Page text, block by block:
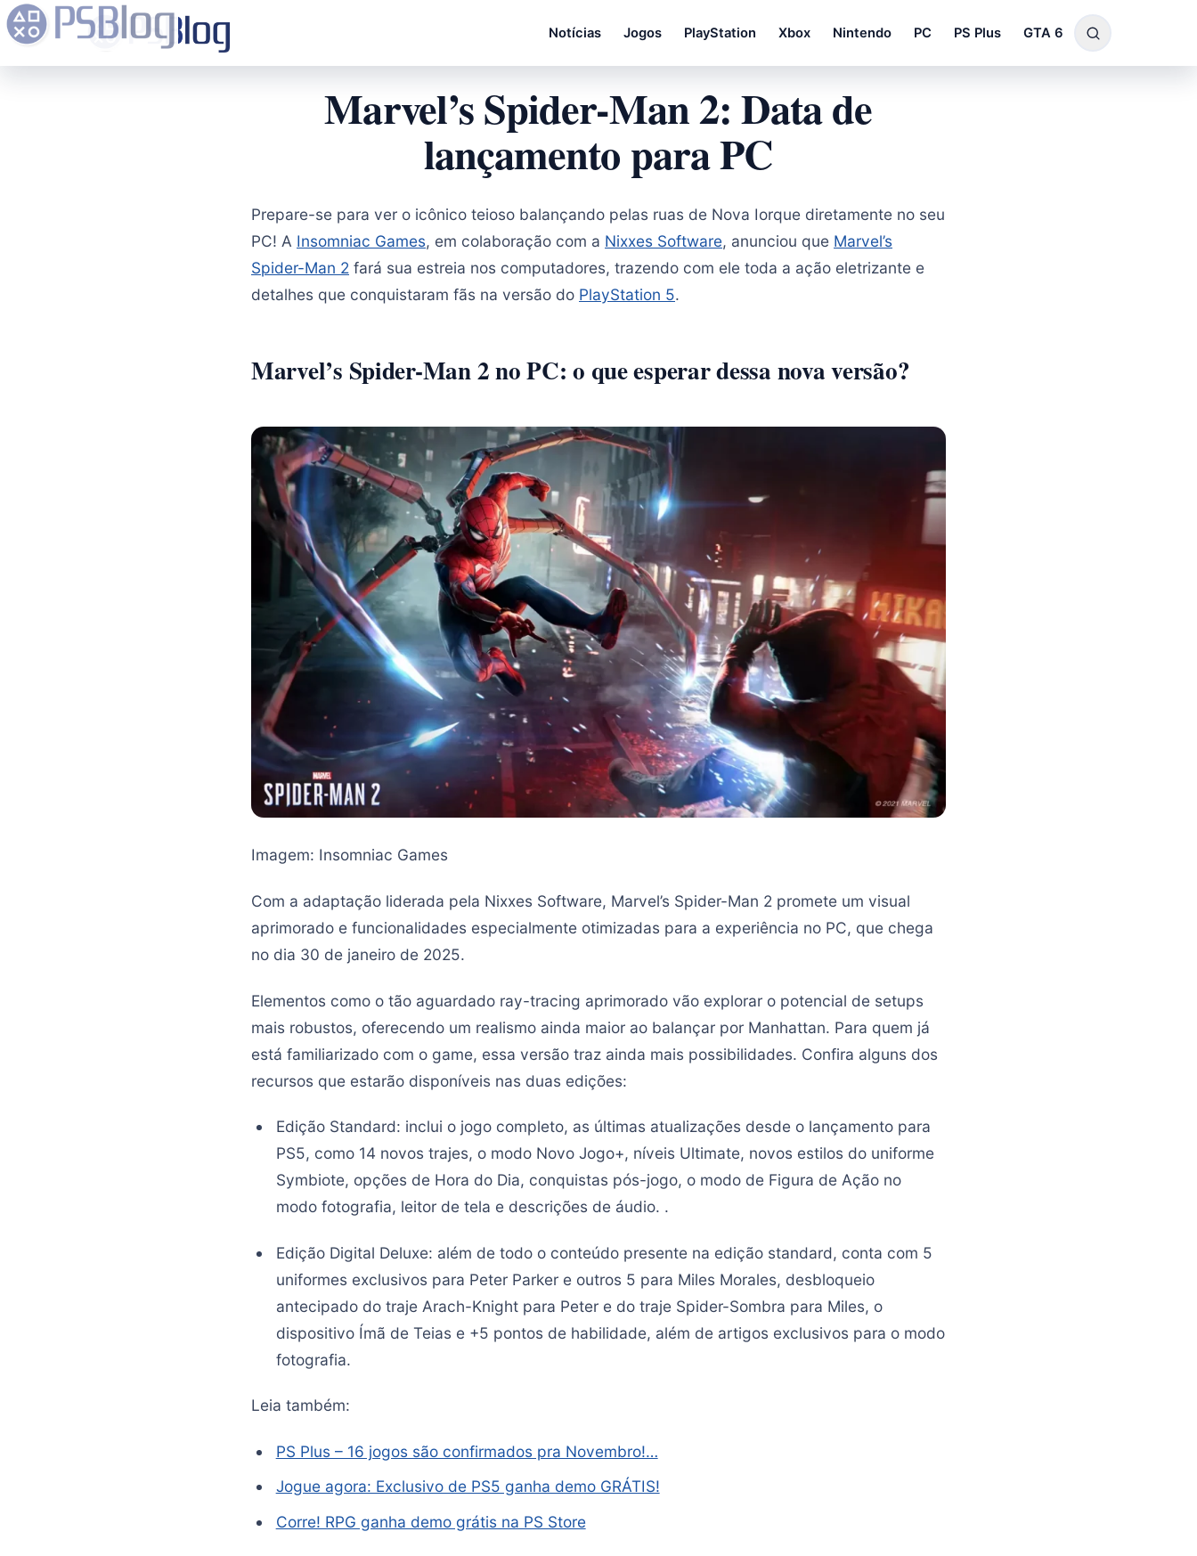
Notícias Jogos PlayStation Xbox Nintendo PC PS Plus GTA 6
Marvel’s Spider-Man 2: Data de
lançamento para PC
Prepare-se para ver o icônico teioso balançando pelas ruas de Nova Iorque diretamente no seu
PC! A Insomniac Games, em colaboração com a Nixxes Software, anunciou que Marvel’s
Spider-Man 2 fará sua estreia nos computadores, trazendo com ele toda a ação eletrizante e
detalhes que conquistaram fãs na versão do PlayStation 5.
Marvel’s Spider-Man 2 no PC: o que esperar dessa nova versão?
Imagem: Insomniac Games
Com a adaptação liderada pela Nixxes Software, Marvel’s Spider-Man 2 promete um visual
aprimorado e funcionalidades especialmente otimizadas para a experiência no PC, que chega
no dia 30 de janeiro de 2025.
Elementos como o tão aguardado ray-tracing aprimorado vão explorar o potencial de setups
mais robustos, oferecendo um realismo ainda maior ao balançar por Manhattan. Para quem já
está familiarizado com o game, essa versão traz ainda mais possibilidades. Confira alguns dos
recursos que estarão disponíveis nas duas edições:
Edição Standard: inclui o jogo completo, as últimas atualizações desde o lançamento para
PS5, como 14 novos trajes, o modo Novo Jogo+, níveis Ultimate, novos estilos do uniforme
Symbiote, opções de Hora do Dia, conquistas pós-jogo, o modo de Figura de Ação no
modo fotografia, leitor de tela e descrições de áudio. .
Edição Digital Deluxe: além de todo o conteúdo presente na edição standard, conta com 5
uniformes exclusivos para Peter Parker e outros 5 para Miles Morales, desbloqueio
antecipado do traje Arach-Knight para Peter e do traje Spider-Sombra para Miles, o
dispositivo Ímã de Teias e +5 pontos de habilidade, além de artigos exclusivos para o modo
fotografia.
Leia também:
PS Plus – 16 jogos são confirmados pra Novembro!…
Jogue agora: Exclusivo de PS5 ganha demo GRÁTIS!
Corre! RPG ganha demo grátis na PS Store